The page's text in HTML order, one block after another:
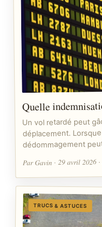
Quelle
Un vol retardé peut
déplacement.
dédommagement
Par Gavin · 29 avril 2026
TRUCS & ASTUCES